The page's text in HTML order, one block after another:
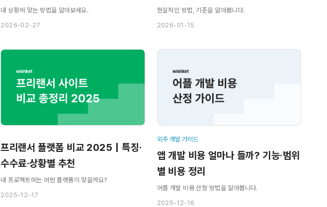
내 상황에 맞는 방법을 알아보세요.
2026-02-27
현실적인 방법, 기준을 알아봅니다.
2026-01-15
프리랜서 플랫폼 비교 2025｜특징·
수수료·상황별 추천
내 프로젝트에는 어떤 플랫폼이 맞을까요?
2025-12-17
외주 개발 가이드
앱 개발 비용 얼마나 들까? 기능·범위
별 비용 정리
어플 개발 비용 산정 방법을 알아봅니다.
2025-12-16